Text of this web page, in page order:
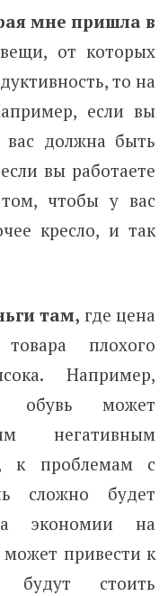
мне пришла в
от которых
то на
если вы
вас должна быть
вы работаете
чтобы у вас
кресло, и так
там, где цена
плохого
Например,
обувь может
негативным
к проблемам с
сложно будет
экономии на
может привести к
будут стоить